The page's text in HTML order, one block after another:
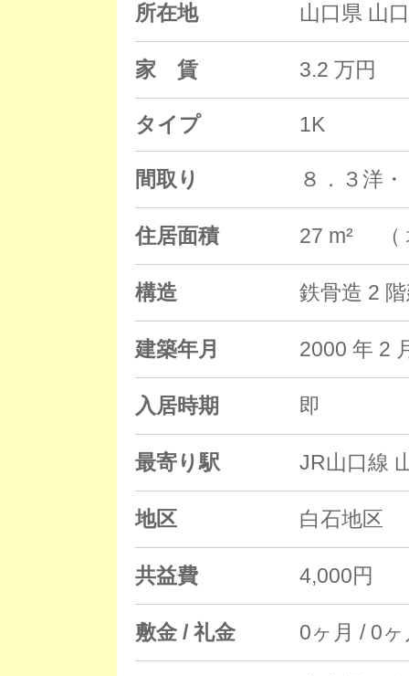
所在地 山口県 山
家 賃 3.2 万円
タイプ 1K
間取り ８．３洋
住居面積 27 m² （
構造 鉄骨造 2
建築年月 2000 年
入居時期 即
最寄り駅 JR山口線
地区 白石地区
共益費 4,000円
敷金 / 礼金 0ヶ月 / 0ヶ